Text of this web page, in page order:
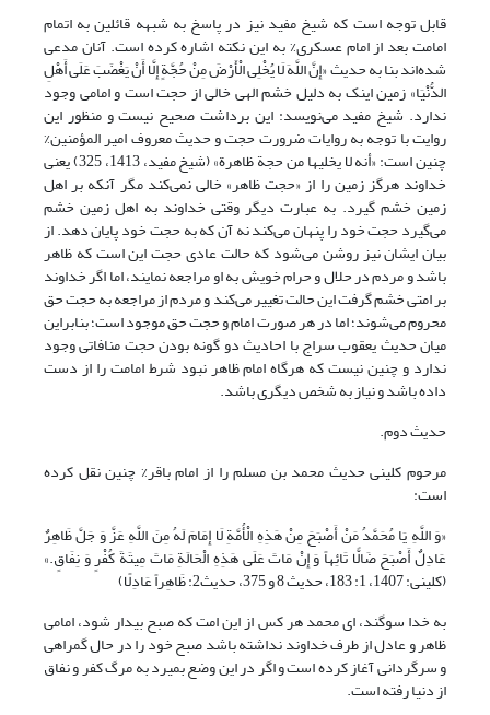
قابل توجه است که شیخ مفید نیز در پاسخ به شبهه قائلین به اتمام
امامت بعد از امام عسکری% به این نکته اشاره کرده است. آنان مدعی
شده‌اند بنا به حدیث «إِنَّ اللَّهَ لَا یُخْلِی الْأَرْضَ مِنْ حُجَّةٍ إِلَّا أَنْ یَغْضَبَ عَلَى أَهْلِ
الدُّنْیَا» زمین اینک به دلیل خشم الهی خالی از حجت است و امامی وجود
ندارد. شیخ مفید می‌نویسد: این برداشت صحیح نیست و منظور این
روایت با توجه به روایات ضرورت حجت و حدیث معروف امیر المؤمنین%
چنین است: «أنه لا یخلیها من حجة ظاهرة» (شیخ مفید، 1413، 325) یعنی
خداوند هرگز زمین را از «حجت ظاهر» خالی نمی‌کند مگر آنکه بر اهل
زمین خشم گیرد. به عبارت دیگر وقتی خداوند به اهل زمین خشم
می‌گیرد حجت خود را پنهان می‌کند نه آن که به حجت خود پایان دهد. از
بیان ایشان نیز روشن می‌شود که حالت عادی حجت این است که ظاهر
باشد و مردم در حلال و حرام خویش به او مراجعه نمایند، اما اگر خداوند
بر امتی خشم گرفت این حالت تغییر می‌کند و مردم از مراجعه به حجت حق
محروم می‌شوند؛ اما در هر صورت امام و حجت حق موجود است؛ بنابراین
میان حدیث یعقوب سراج با احادیث دو گونه بودن حجت منافاتی وجود
ندارد و چنین نیست که هرگاه امام ظاهر نبود شرط امامت را از دست
داده باشد و نیاز به شخص دیگری باشد.
حدیث دوم.
مرحوم کلینی حدیث محمد بن مسلم را از امام باقر% چنین نقل کرده
است:
«وَ اللَّهِ یَا مُحَمَّدُ مَنْ أَصْبَحَ مِنْ هَذِهِ الْأُمَّةِ لَا إِمَامَ لَهُ مِنَ اللَّهِ عَزَّ وَ جَلَّ ظَاهِرٌ
عَادِلٌ أَصْبَحَ ضَالًّا تَائِهاً وَ إِنْ مَاتَ عَلَى هَذِهِ الْحَالَةِ مَاتَ مِیتَةَ کُفْرٍ وَ نِفَاقٍ.»
(کلینی: 1407، 1: 183، حدیث 8 و 375، حدیث2: ظَاهِراً عَادِلًا)
به خدا سوگند، ای محمد هر کس از این امت که صبح بیدار شود، امامى
ظاهر و عادل از طرف خداوند نداشته باشد صبح خود را در حال گمراهی
و سرگردانی آغاز کرده است و اگر در این وضع بمیرد به مرگ کفر و نفاق
از دنیا رفته است.